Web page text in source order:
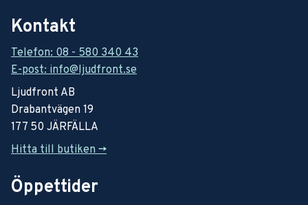
Kontakt
Telefon: 08 - 580 340 43
E-post: info@ljudfront.se
Ljudfront AB
Drabantvägen 19
177 50 JÄRFÄLLA
Hitta till butiken ->
Öppettider